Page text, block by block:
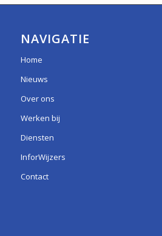
NAVIGATIE
Home
Nieuws
Over ons
Werken bij
Diensten
InforWijzers
Contact